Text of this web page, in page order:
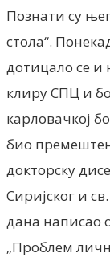
Познати су
стола“.
дотицало се
клиру СПЦ и
карловачкој
био
докторску
Сиријског и
дана написао
„Проблем